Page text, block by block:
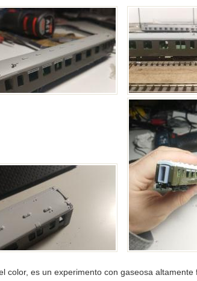
color, es un experimento con gaseosa altamente